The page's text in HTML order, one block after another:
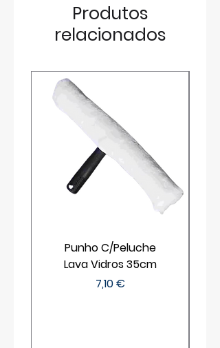
Produtos
relacionados
Punho C/Peluche
Lava Vidros 35cm
Preço
7,10 €